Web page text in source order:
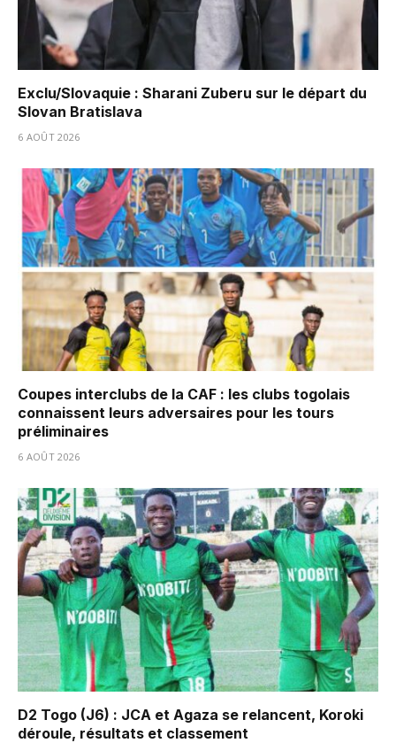
Exclu/Slovaquie : Sharani Zuberu sur le départ du
Slovan Bratislava
6 AOÛT 2026
Coupes interclubs de la CAF : les clubs togolais
connaissent leurs adversaires pour les tours
préliminaires
6 AOÛT 2026
D2 Togo (J6) : JCA et Agaza se relancent, Koroki
déroule, résultats et classement